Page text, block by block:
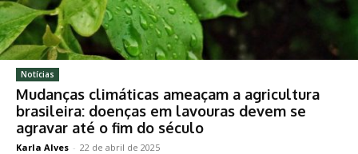
Notícias
Mudanças climáticas ameaçam a agricultura
brasileira: doenças em lavouras devem se
agravar até o fim do século
Karla Alves - 22 de abril de 2025